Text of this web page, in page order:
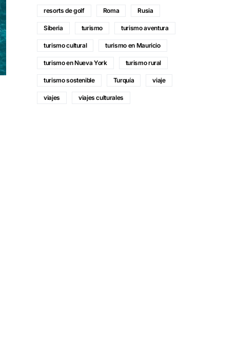
resorts de golf Roma Rusia
Siberia turismo turismo aventura
turismo cultural turismo en Mauricio
turismo en Nueva York turismo rural
turismo sostenible Turquía viaje
viajes viajes culturales